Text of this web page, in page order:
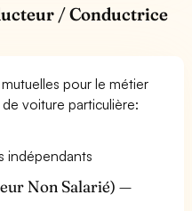
/ Conductrice
pour le métier
voiture particulière:
indépendants
Non Salarié) —